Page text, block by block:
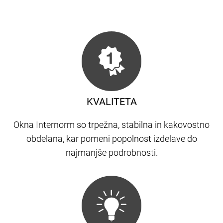
KVALITETA
Okna Internorm so trpežna, stabilna in kakovostno
obdelana, kar pomeni popolnost izdelave do
najmanjše podrobnosti.